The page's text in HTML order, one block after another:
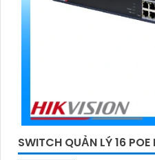
SWITCH QUẢN LÝ 16